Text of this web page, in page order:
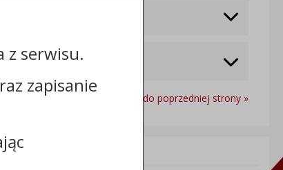
Powrót do poprzedniej strony »
dodatkowe:
z serwisu.
zapisanie